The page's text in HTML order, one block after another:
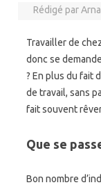
Rédigé par
Travailler de
donc se
? En plus du fait
de travail, sans
fait souvent
Que se
Bon nombre